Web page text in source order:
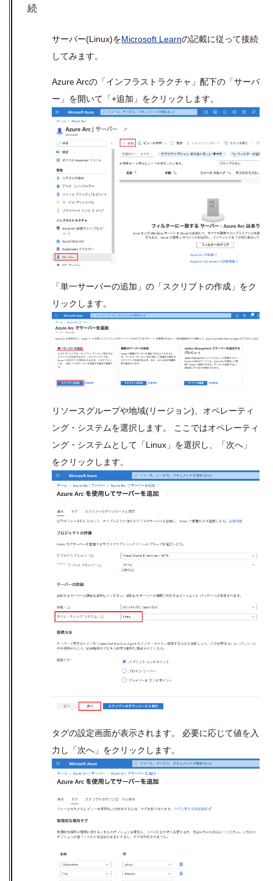
続
サーバー(Linux)をMicrosoft Learnの記載に従って接続
してみます。
Azure Arcの「インフラストラクチャ」配下の「サーバ
ー」を開いて「+追加」をクリックします。
「単一サーバーの追加」の「スクリプトの作成」をク
リックします。
リソースグループや地域(リージョン) 、オペレーティ
ング・システムを選択します。 ここではオペレーティ
ング・システムとして「Linux 」を選択し、「次へ」
をクリックします。
タグの設定画面が表示されます。 必要に応じて値を入
力し「次へ」をクリックします。